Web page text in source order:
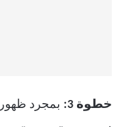
خطوة 3: بمجرد